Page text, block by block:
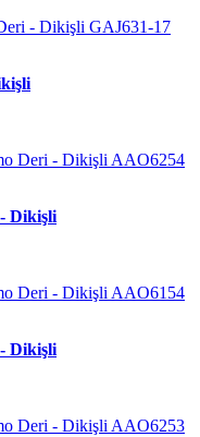
Dikişli
Dikişli